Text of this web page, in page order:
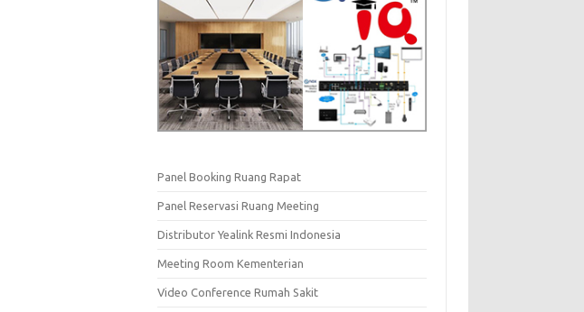
Panel Booking Ruang Rapat
Panel Reservasi Ruang Meeting
Distributor Yealink Resmi Indonesia
Meeting Room Kementerian
Video Conference Rumah Sakit